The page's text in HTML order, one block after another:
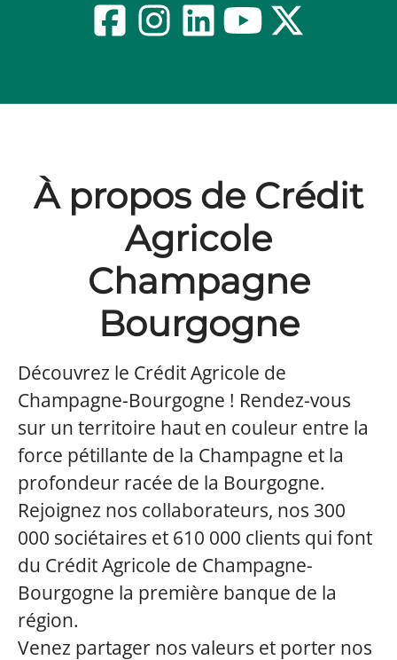
À propos de Crédit
Agricole
Champagne
Bourgogne
Découvrez le Crédit Agricole de
Champagne-Bourgogne ! Rendez-vous
sur un territoire haut en couleur entre la
force pétillante de la Champagne et la
profondeur racée de la Bourgogne.
Rejoignez nos collaborateurs, nos 300
000 sociétaires et 610 000 clients qui font
du Crédit Agricole de Champagne-
Bourgogne la première banque de la
région.
Venez partager nos valeurs et porter nos